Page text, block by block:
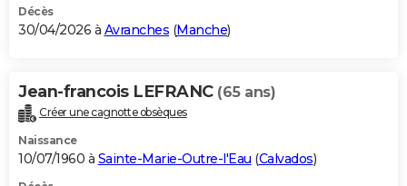
Décès
30/04/2026 à Avranches (Manche)
Jean-francois LEFRANC (65 ans)
Créer une cagnotte obsèques
Naissance
10/07/1960 à Sainte-Marie-Outre-l'Eau (Calvados)